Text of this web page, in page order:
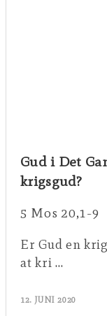
Gud i Det
krigsgud?
5 Mos 20,1-9
Er Gud en
at kri …
12. JUNI 2020